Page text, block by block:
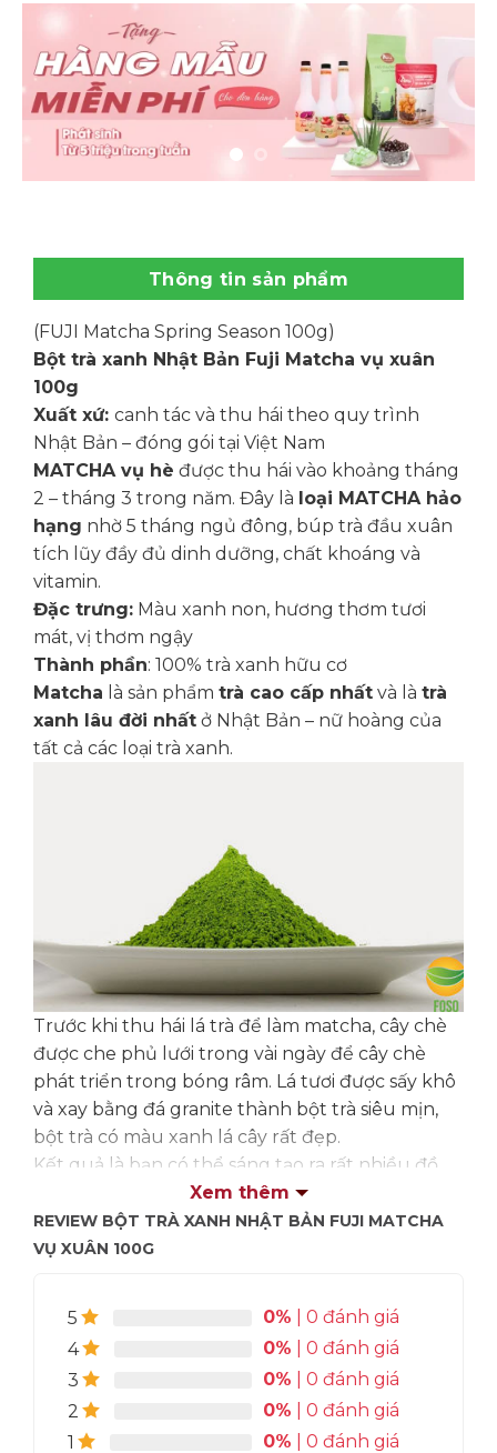
Thông tin sản phẩm
(FUJI Matcha Spring Season 100g)
Bột trà xanh Nhật Bản Fuji Matcha vụ xuân
100g
Xuất xứ: canh tác và thu hái theo quy trình
Nhật Bản – đóng gói tại Việt Nam
MATCHA vụ hè được thu hái vào khoảng tháng
2 – tháng 3 trong năm. Đây là loại MATCHA hảo
hạng nhờ 5 tháng ngủ đông, búp trà đầu xuân
tích lũy đầy đủ dinh dưỡng, chất khoáng và
vitamin.
Đặc trưng:Màu xanh non, hương thơm tươi
mát, vị thơm ngậy
Thành phần: 100% trà xanh hữu cơ
Matcha là sản phẩm trà cao cấp nhấtvà là trà
xanh lâu đời nhấtở Nhật Bản – nữ hoàng của
tất cả các loại trà xanh.
Trước khi thu hái lá trà để làm matcha, cây chè
được che phủ lưới trong vài ngày để cây chè
phát triển trong bóng râm. Lá tươi được sấy khô
và xay bằng đá granite thành bột trà siêu mịn,
bột trà có màu xanh lá cây rất đẹp.
Kết quả là bạn có thể sáng tạo ra rất nhiều đồ
ăn, thức uống từ bột trà xanh như: bánh, kem,
chè, matcha latte, matcha smoothie hay các
món tráng miệng hấp dẫn khác.
Xem thêm
REVIEW BỘT TRÀ XANH NHẬT BẢN FUJI MATCHA
VỤ XUÂN 100G
5 0% | 0 đánh giá
4
0% | 0 đánh giá
3
0% | 0 đánh giá
2
0% | 0 đánh giá
1
0% | 0 đánh giá